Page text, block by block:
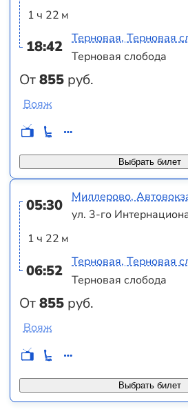
1 ч 22 м
18:42
От855 руб.
Терновая, Терновая
Терновая слобода
Выбрать билет
Вояж
05:30
1 ч 22 м
06:52
От855 руб.
Миллерово,
ул. 3-го
Терновая, Терновая
Терновая слобода
Выбрать билет
Вояж